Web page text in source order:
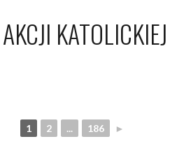
1 2 ... 186 ►